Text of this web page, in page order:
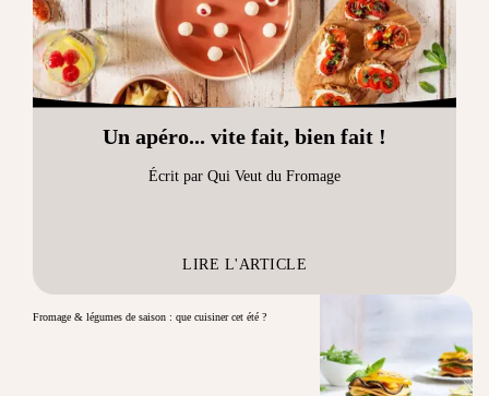
Un apéro... vite fait, bien fait !
Écrit par Qui Veut du Fromage
LIRE L'ARTICLE
Fromage & légumes de saison : que cuisiner cet été ?